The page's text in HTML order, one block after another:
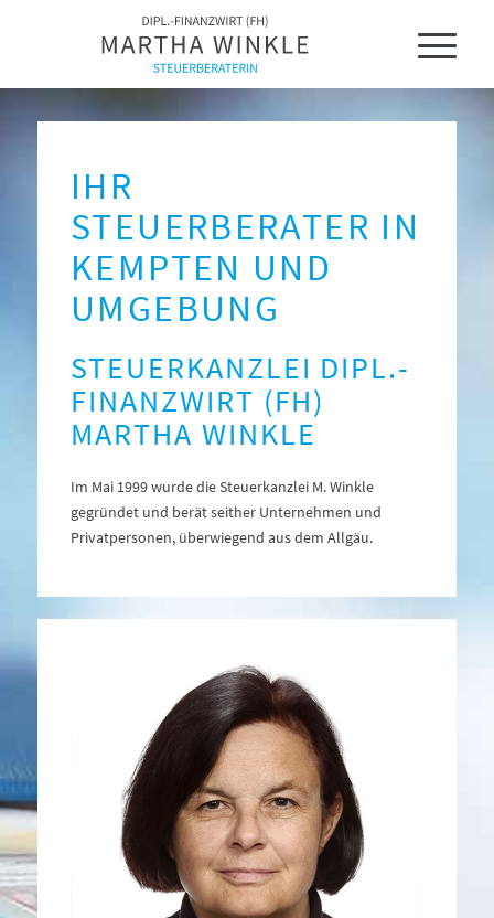
IHR
STEUERBERATER IN
KEMPTEN UND
UMGEBUNG
STEUERKANZLEI DIPL.-
FINANZWIRT (FH)
MARTHA WINKLE
Im Mai 1999 wurde die Steuerkanzlei M. Winkle
gegründet und berät seither Unternehmen und
Privatpersonen, überwiegend aus dem Allgäu.